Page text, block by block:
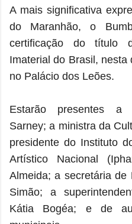
A mais significativa
do Maranhão, o
certificação do título
Imaterial do Brasil, nesta
no Palácio dos Leões.
Estarão presentes a
Sarney; a ministra da
presidente do Instituto
Artístico Nacional
Almeida; a secretária de
Simão; a
Kátia Bogéa; e de